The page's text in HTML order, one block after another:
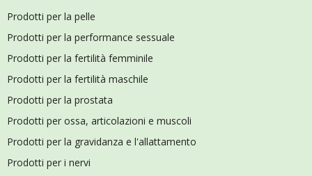
Prodotti per la pelle
Prodotti per la performance sessuale
Prodotti per la fertilità femminile
Prodotti per la fertilità maschile
Prodotti per la prostata
Prodotti per ossa, articolazioni e muscoli
Prodotti per la gravidanza e l'allattamento
Prodotti per i nervi